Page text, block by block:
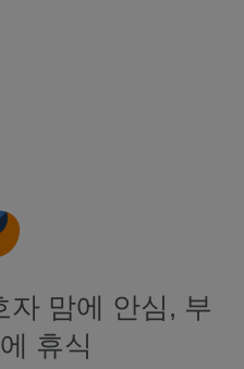
자 맘에 안심, 부
휴식